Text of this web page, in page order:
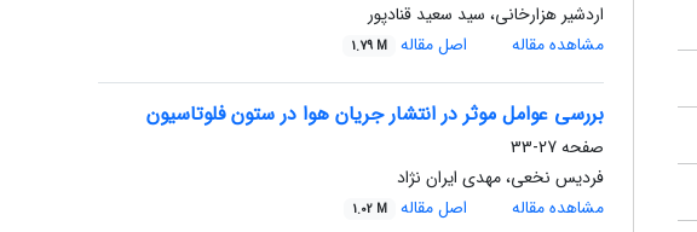
اردشیر هزارخانی، سید سعید قنادپور
مشاهده مقاله
اصل مقاله 1.79 M
بررسی عوامل موثر در انتشار جریان هوا در ستون فلوتاسیون
صفحه27-33
فردیس نخعی، مهدی ایران نژاد
مشاهده مقاله
اصل مقاله 1.02 M